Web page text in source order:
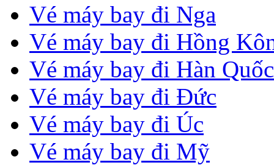
Vé máy bay đi Nga
Vé máy bay đi Hồng
Vé máy bay đi Hàn Quốc
Vé máy bay đi Đức
Vé máy bay đi Úc
Vé máy bay đi Mỹ